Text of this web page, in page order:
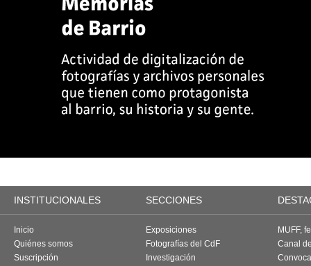
INSTITUCIONALES SECCIONES
Inicio
Quiénes somos
Suscripción
Exposiciones
Fotografías del CdF
Investigación
MUFF,
Canal